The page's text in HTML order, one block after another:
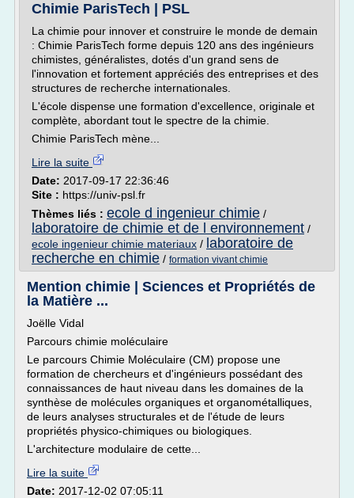
Chimie ParisTech | PSL
La chimie pour innover et construire le monde de demain
: Chimie ParisTech forme depuis 120 ans des ingénieurs
chimistes, généralistes, dotés d'un grand sens de
l'innovation et fortement appréciés des entreprises et des
structures de recherche internationales.
L'école dispense une formation d'excellence, originale et
complète, abordant tout le spectre de la chimie.
Chimie ParisTech mène...
Lire la suite
Date: 2017-09-17 22:36:46
Site : https://univ-psl.fr
Thèmes liés : ecole d ingenieur chimie /
laboratoire de chimie et de l environnement /
ecole ingenieur chimie materiaux / laboratoire de
recherche en chimie / formation vivant chimie
Mention chimie | Sciences et Propriétés de
la Matière ...
Joëlle Vidal
Parcours chimie moléculaire
Le parcours Chimie Moléculaire (CM) propose une
formation de chercheurs et d'ingénieurs possédant des
connaissances de haut niveau dans les domaines de la
synthèse de molécules organiques et organométalliques,
de leurs analyses structurales et de l'étude de leurs
propriétés physico-chimiques ou biologiques.
L'architecture modulaire de cette...
Lire la suite
Date: 2017-12-02 07:05:11